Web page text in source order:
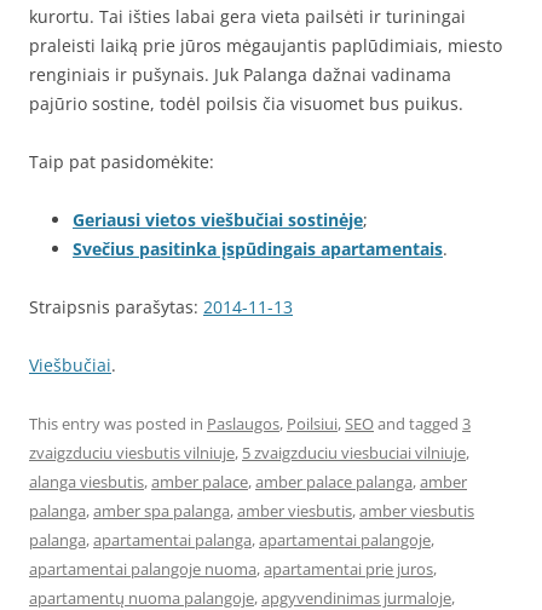
kurortu. Tai išties labai gera vieta pailsėti ir turiningai
praleisti laiką prie jūros mėgaujantis paplūdimiais, miesto
renginiais ir pušynais. Juk Palanga dažnai vadinama
pajūrio sostine, todėl poilsis čia visuomet bus puikus.
Taip pat pasidomėkite:
Geriausi vietos viešbučiai sostinėje;
Svečius pasitinka įspūdingais apartamentais.
Straipsnis parašytas: 2014-11-13
Viešbučiai.
This entry was posted in Paslaugos, Poilsiui,SEOand tagged 3
zvaigzduciu viesbutis vilniuje, 5 zvaigzduciu viesbuciai vilniuje,
alanga viesbutis,amber palace,amber palace palanga,amber
palanga,amber spa palanga,amber viesbutis,amber viesbutis
palanga,apartamentai palanga,apartamentai palangoje,
apartamentai palangoje nuoma,apartamentai prie juros,
apartamentų nuoma palangoje,apgyvendinimas jurmaloje,